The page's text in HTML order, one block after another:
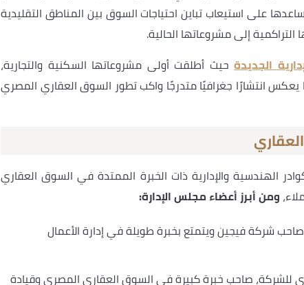
على استيعاب تباين احتياجات السوق بين المناطق التقليدية
التراكمية إلى مشروعاتها الحالية.
الجديدةحيث أطلقت أولى مشروعاتها السكنية والتجارية،
انتشارًا جغرافيًا متدرجًا واكب تطور السوق العقاري المصري
الهندسية والإدارية ذات الخبرة الممتدة في السوق العقاري
ومن أبرز أعضاء مجلس الإدارة:
شركة فيجين ويتمتع بخبرة طويلة في إدارة الأعمال
للشركة، صاحب خبرة كبيرة في السوق العقاري المصري وقيادة